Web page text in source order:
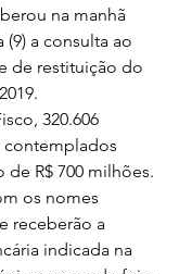
na manhã
a consulta ao
de restituição do
320.606
contemplados
R$ 700 milhões.
os nomes
receberão a
indicada na